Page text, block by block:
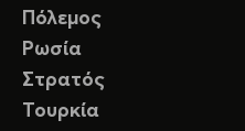
Πόλεμος
Ρωσία
Στρατός
Τουρκία